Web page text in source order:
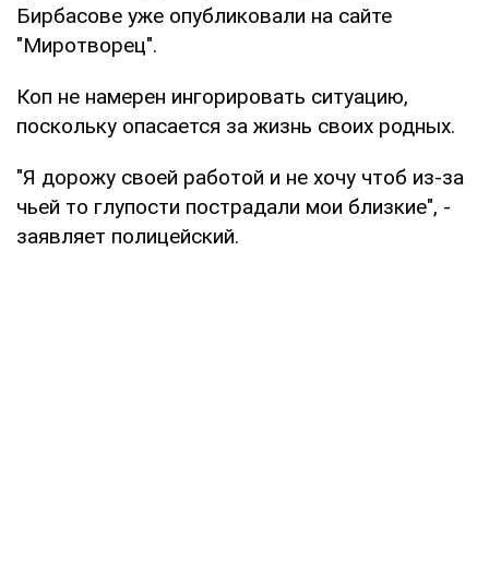
Бирбасове уже опубликовали на сайте
"Миротворец".
Коп не намерен ингорировать ситуацию,
поскольку опасается за жизнь своих родных.
"Я дорожу своей работой и не хочу чтоб из-за
чьей то глупости пострадали мои близкие", -
заявляет полицейский.